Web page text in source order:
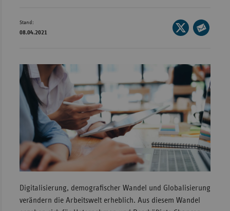
Stand:
08.04.2021
Seite
auf
E-
Mail
teilen
Digitalisierung, demografischer Wandel und Globalisierung
verändern die Arbeitswelt erheblich. Aus diesem Wandel